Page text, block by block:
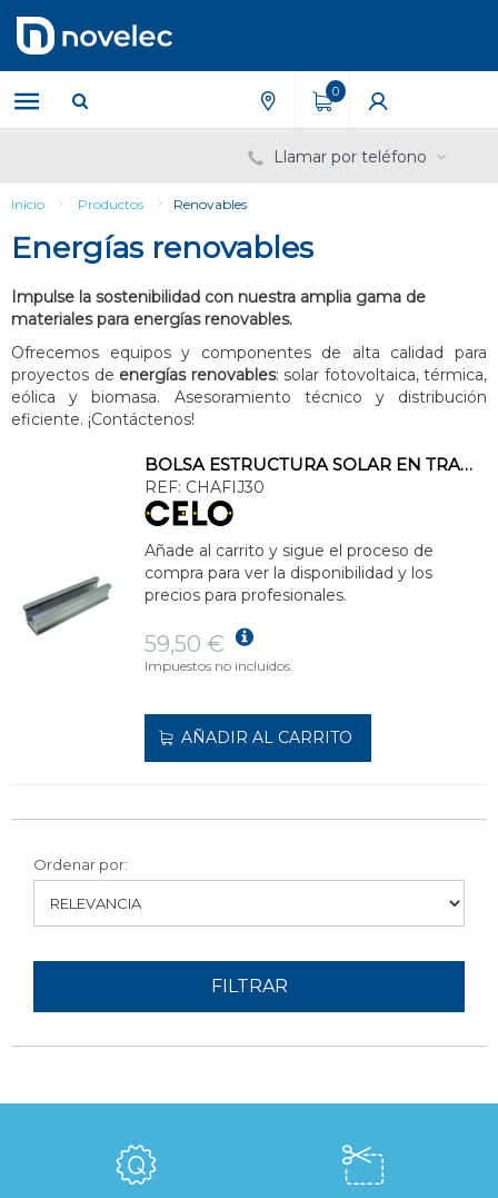
contenido
menú
de
navegación
0
Llamar por teléfono
Inicio Productos Renovables
Energías renovables
Impulse la sostenibilidad con nuestra amplia gama de
materiales para energías renovables.
Ofrecemos equipos y componentes de alta calidad para
proyectos de energías renovables: solar fotovoltaica, térmica,
eólica y biomasa. Asesoramiento técnico y distribución
eficiente. ¡Contáctenos!
BOLSA ESTRUCTURA SOLAR EN TRAMOS d2 300mm PARA CHAPA (BOLSA 2 UNIDADES)
REF: CHAFIJ30
Añade al carrito y sigue el proceso de
compra para ver la disponibilidad y los
precios para profesionales.
59,50 €
Impuestos no incluidos.
AÑADIR AL CARRITO
Ordenar por:
FILTRAR